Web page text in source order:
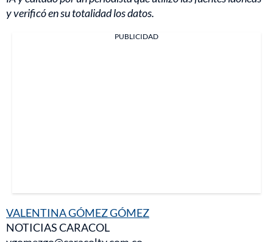
y verificó en su totalidad los datos.
PUBLICIDAD
VALENTINA GÓMEZ GÓMEZ
NOTICIAS CARACOL